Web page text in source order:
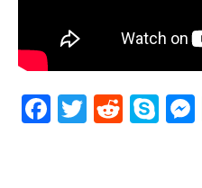
Facebook
Twitter
Reddit